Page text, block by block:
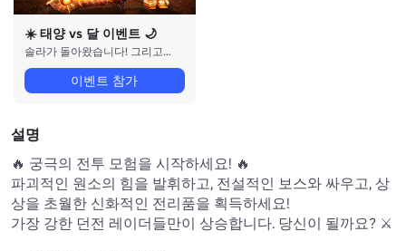
☀️ 태양 vs 달 이벤트 🌙
솔라가 돌아왔습니다! 그리고 루나는요?
이벤트 참가
설명
🔥 궁극의 전투 모험을 시작하세요! 🔥
파괴적인 원소의 힘을 발휘하고, 전설적인 보스와 싸우고, 상
상을 초월한 신화적인 전리품을 획득하세요!
가장 강한 던전 레이더들만이 상승합니다. 당신이 될까요? ⚔️